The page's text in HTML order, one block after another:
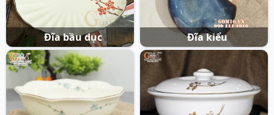
Đĩa bầu dục Đĩa kiểu